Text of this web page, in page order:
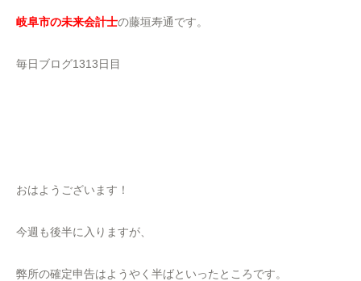
岐阜市の未来会計士の藤垣寿通です。
毎日ブログ1313日目
おはようございます！
今週も後半に入りますが、
弊所の確定申告はようやく半ばといったところです。